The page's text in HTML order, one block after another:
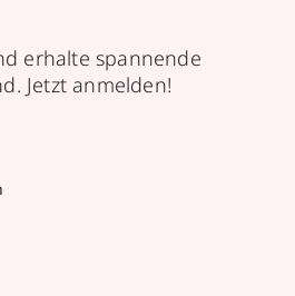
erhalte spannende
Jetzt anmelden!